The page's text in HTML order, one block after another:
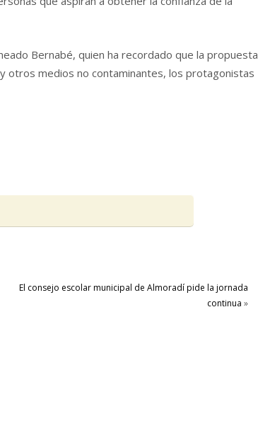
Bernabé, quien ha recordado que la propuesta
otros medios no contaminantes, los protagonistas
El consejo escolar municipal de Almoradí pide la jornada
continua »